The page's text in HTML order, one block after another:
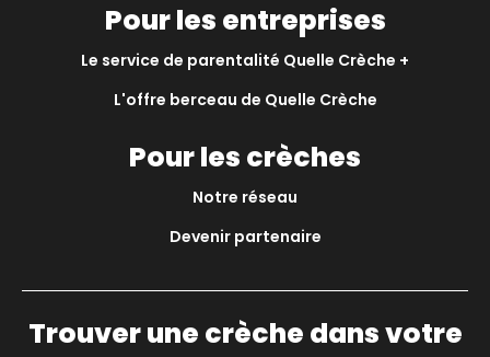
Pour les entreprises
Le service de parentalité Quelle Crèche +
L'offre berceau de Quelle Crèche
Pour les crèches
Notre réseau
Devenir partenaire
Trouver une crèche dans votre